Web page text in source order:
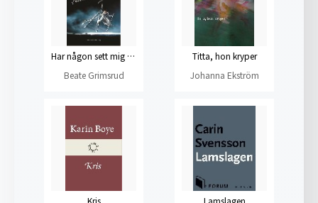
Har någon sett mig någon annanstans?
Beate Grimsrud
Titta, hon kryper
Johanna Ekström
Kris Lamslagen